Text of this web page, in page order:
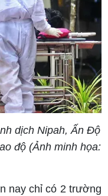
dịch Nipah, Ấn Độ
độ (Ảnh minh họa:
nay chỉ có 2 trường